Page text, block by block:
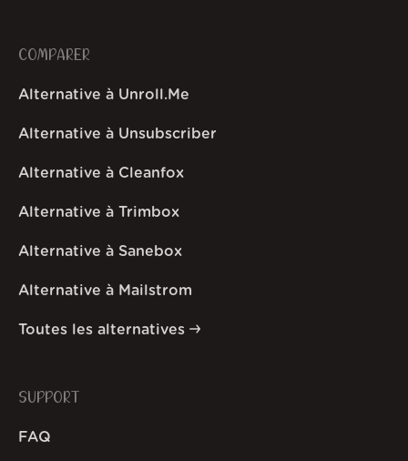
COMPARER
Alternative à Unroll.Me
Alternative à Unsubscriber
Alternative à Cleanfox
Alternative à Trimbox
Alternative à Sanebox
Alternative à Mailstrom
Toutes les alternatives
SUPPORT
FAQ